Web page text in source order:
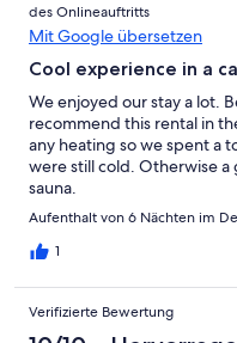
des Onlineauftritts
Mit Google übersetzen
Cool experience in a
We enjoyed our stay a lot.
recommend this rental in
any heating so we spent a
were still cold. Otherwise
sauna.
Aufenthalt von 6 Nächten im
1
Verifizierte Bewertung